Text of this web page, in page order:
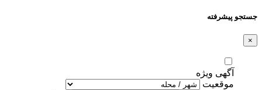
جستجو پیشرفته
×
آگهی ویژه
موقعیت